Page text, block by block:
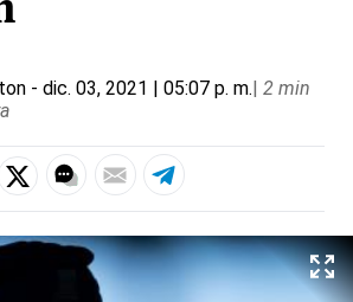
- dic. 03, 2021 | 05:07 p. m.| 2 min